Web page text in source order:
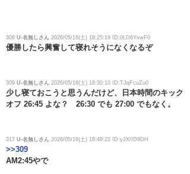
306 U-名無しさん 2026/05/16(土) 18:25:19 ID:0LD6YxwF0
優勝したら興奮して寝れそうになくなるぞ
309 U-名無しさん 2026/05/16(土) 18:30:10 ID:TJqFcuZu0
少し寝ておこうと思うんだけど、日本時間のキック
オフ 26:45 よな？ 26:30 でも 27:00 でもなく。
317 U-名無しさん 2026/05/16(土) 18:49:22 ID:y2X/ID9DH
>>309
AM2:45やで